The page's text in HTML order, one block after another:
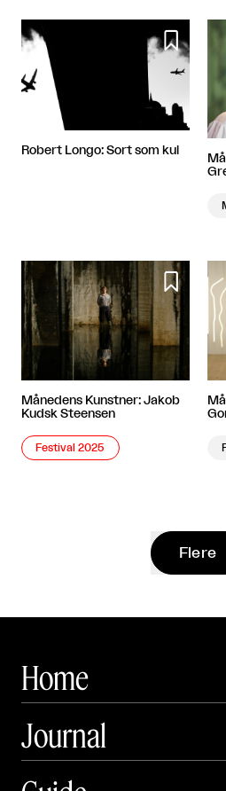

Robert Longo: Sort som kul

Månedens Kunstner: Jakob
Kudsk Steensen
Festival 2025
Flere
Home
Journal